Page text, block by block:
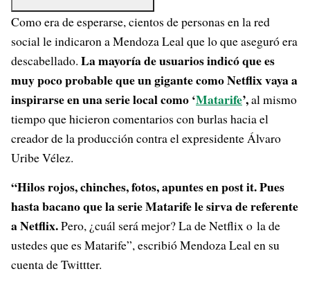
Como era de esperarse, cientos de personas en la red
social le indicaron a Mendoza Leal que lo que aseguró era
descabellado. La mayoría de usuarios indicó que es
muy poco probable que un gigante como Netflix vaya a
inspirarse en una serie local como ‘Matarife’,al mismo
tiempo que hicieron comentarios con burlas hacia el
creador de la producción contra el expresidente Álvaro
Uribe Vélez.
“Hilos rojos, chinches, fotos, apuntes en post it. Pues
hasta bacano que la serie Matarife le sirva de referente
a Netflix.Pero, ¿cuál será mejor? La de Netflix o la de
ustedes que es Matarife”, escribió Mendoza Leal en su
cuenta de Twittter.